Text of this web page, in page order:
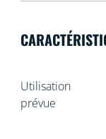
Utilisation
prévue